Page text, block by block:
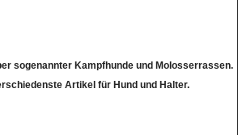
sogenannter Kampfhunde und Molosserrassen.
Artikel für Hund und Halter.